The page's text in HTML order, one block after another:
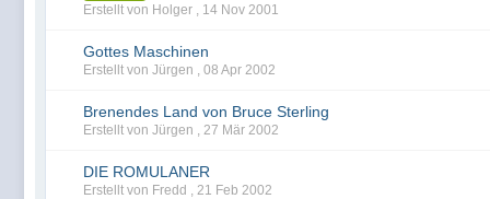
Erstellt von Holger , 14 Nov 2001
Gottes Maschinen
Erstellt von Jürgen , 08 Apr 2002
Brenendes Land von Bruce Sterling
Erstellt von Jürgen , 27 Mär 2002
DIE ROMULANER
Erstellt von Fredd , 21 Feb 2002